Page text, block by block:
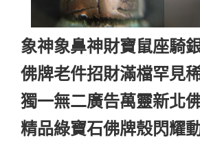
象神象鼻神財寶鼠座騎
佛牌老件招財滿檔罕見
獨一無二廣告萬靈新北
精品綠寶石佛牌殼閃耀